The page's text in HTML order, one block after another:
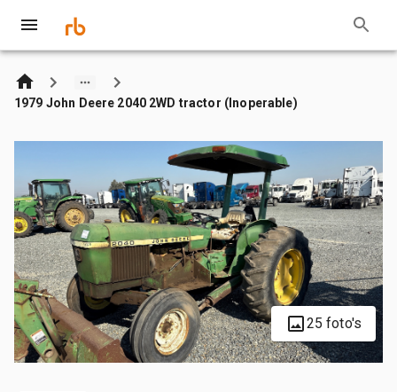
1979 John Deere 2040 2WD tractor (Inoperable)
25 foto's